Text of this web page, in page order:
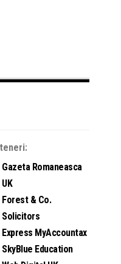
Gazeta Romaneasca
UK
Forest & Co.
Solicitors
Express MyAccountax
SkyBlue Education